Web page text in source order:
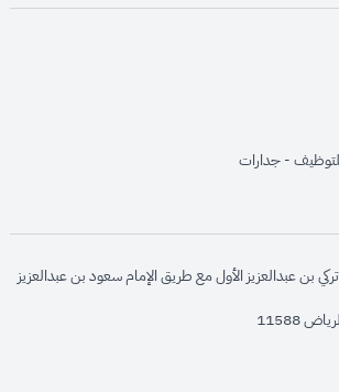
opens in
opens in
opens in
opens in
opens in new
opens in new
- جداراتopens in new window
بن عبدالعزيز الأول مع طريق الإمام سعود بن عبدالعزيز